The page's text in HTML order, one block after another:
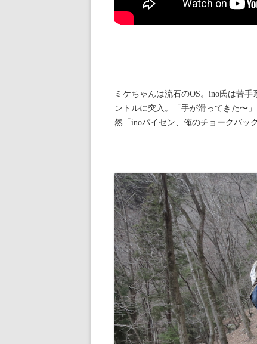
ミケちゃんは流石のOS。ino氏は苦
ントルに突入。「手が滑ってきた〜
然「inoパイセン、俺のチョークバッ